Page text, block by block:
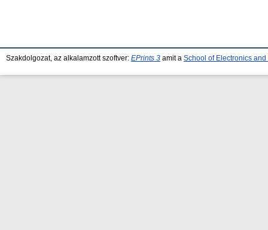
Szakdolgozat, az alkalamzott szoftver: EPrints 3 amit a School of Electronics